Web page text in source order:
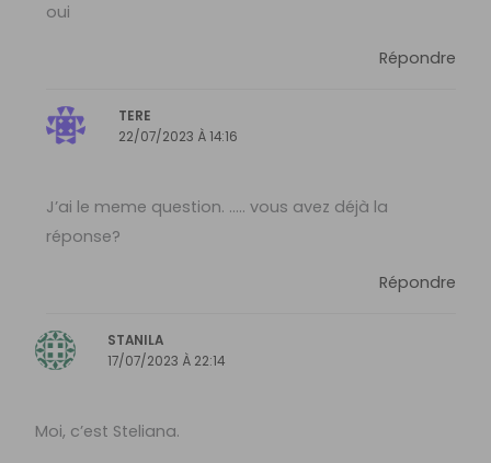
oui
Répondre
TERE
22/07/2023 À 14:16
J’ai le meme question. ….. vous avez déjà la
réponse?
Répondre
STANILA
17/07/2023 À 22:14
Moi, c’est Steliana.